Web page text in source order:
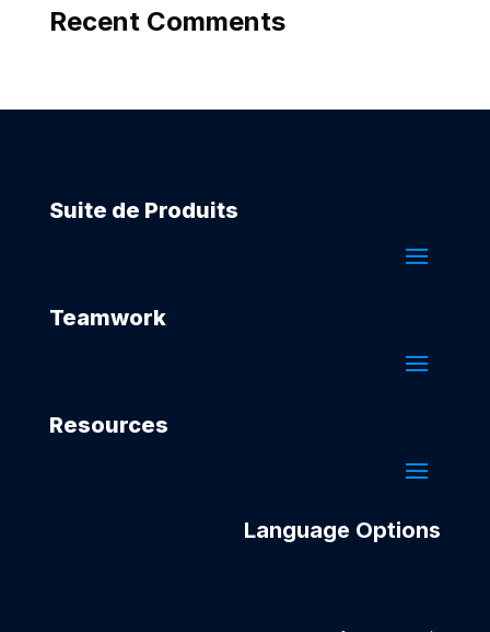
Recent Comments
Suite de Produits
Teamwork
Resources
Language Options